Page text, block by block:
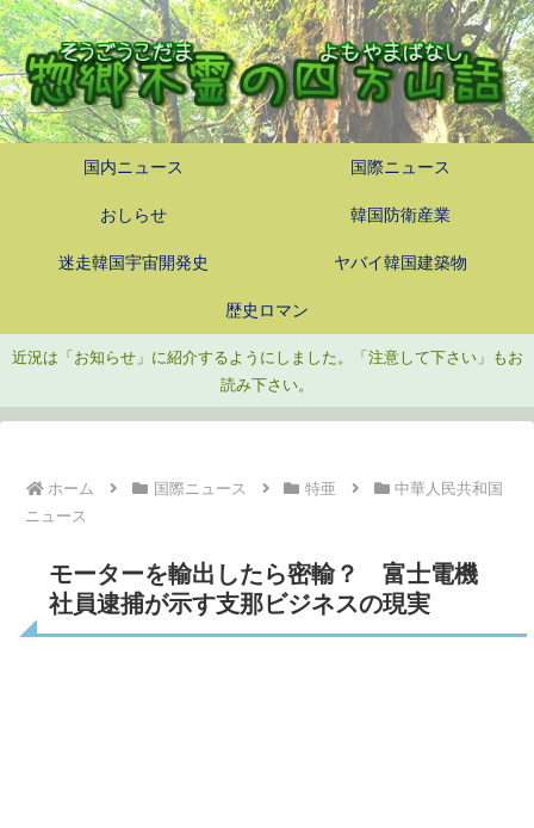
国内ニュース 国際ニュース
おしらせ 韓国防衛産業
迷走韓国宇宙開発史 ヤバイ韓国建築物
歴史ロマン
近況は「お知らせ」に紹介するようにしました。「注意して下さい」もお
読み下さい。
ホーム 国際ニュース 特亜
中華人民共和国
ニュース
モーターを輸出したら密輸？ 富士電機
社員逮捕が示す支那ビジネスの現実